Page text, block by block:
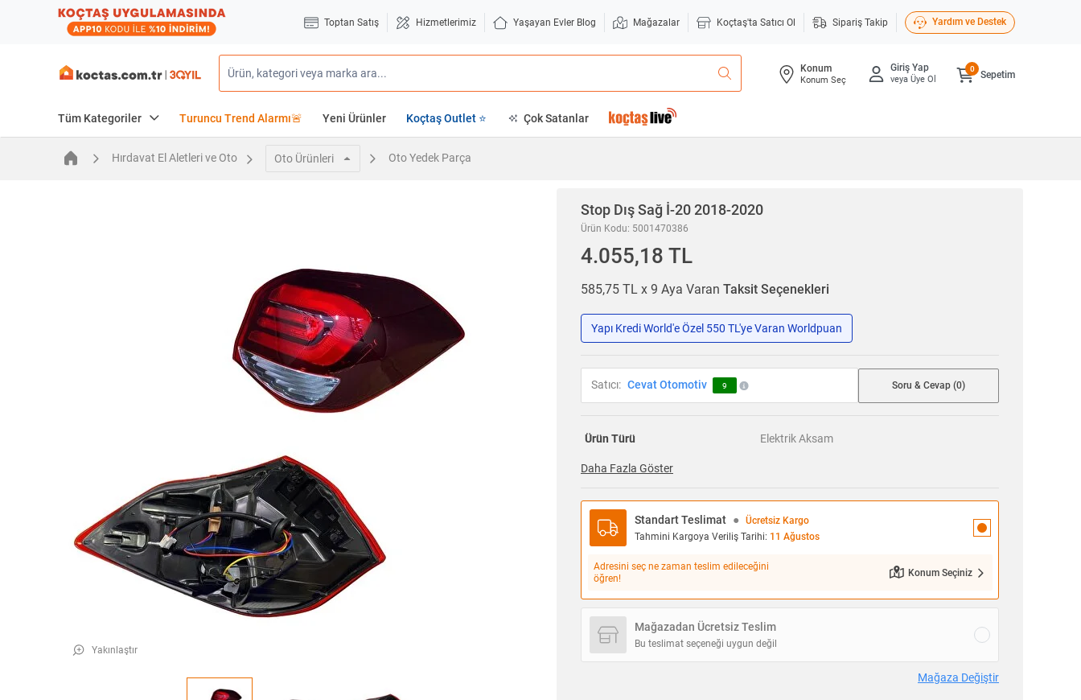
Toptan Satış Hizmetlerimiz Yaşayan Evler Blog Mağazalar Koçtaş'ta Satıcı Ol Sipariş Takip Yardım ve Destek
Konum
Konum Seç
Giriş Yap
veya Üye Ol Sepetim
0
Tüm Kategoriler Turuncu Trend Alarmı🚨 Yeni Ürünler Koçtaş Outlet ⭐ Çok Satanlar
Hırdavat El Aletleri ve Oto Oto Ürünleri Oto Yedek Parça
Yakınlaştır
Stop Dış Sağ İ-20 2018-2020
Ürün Kodu: 5001470386
4.055,18 TL
585,75 TL x 9 Aya Varan Taksit Seçenekleri
Yapı Kredi World'e Özel 550 TL'ye Varan Worldpuan
Satıcı: Cevat Otomotiv 9 Soru & Cevap (0)
Ürün Türü Elektrik Aksam
Daha Fazla Göster
Standart Teslimat ●
Ücretsiz Kargo
Tahmini Kargoya Veriliş Tarihi: 11 Ağustos
Adresini seç ne zaman teslim edileceğini
öğren!
Konum Seçiniz
Mağazadan Ücretsiz Teslim
Bu teslimat seçeneği uygun değil
Mağaza Değiştir